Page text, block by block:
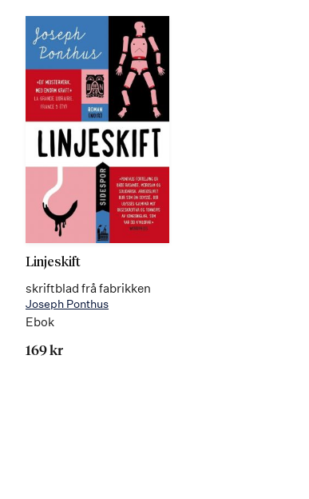
Linjeskift
skriftblad frå fabrikken
Joseph Ponthus
Ebok
169 kr